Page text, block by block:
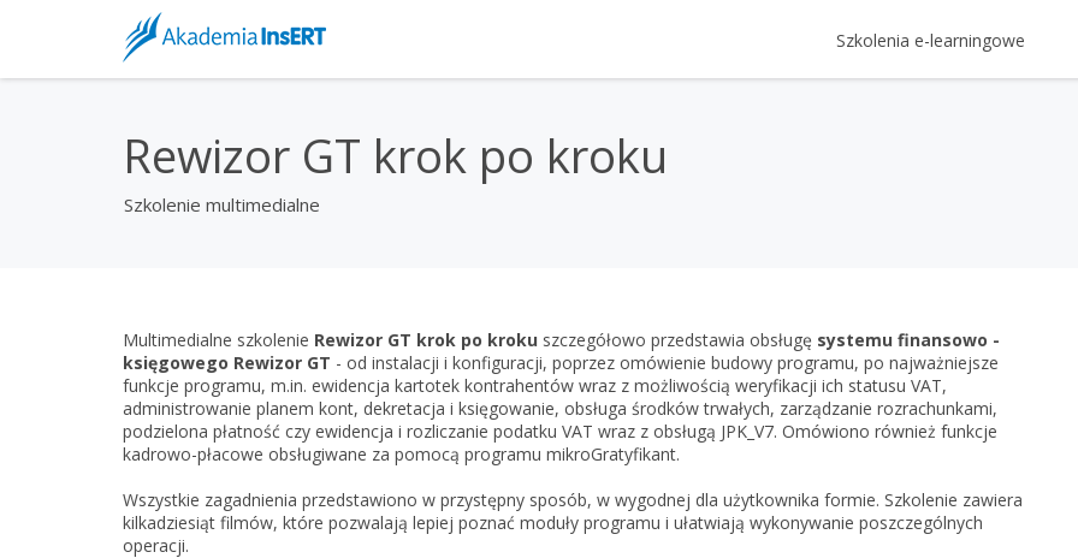
Szkolenia e-learningowe
Subiekt nexo PRO krok po
Gratyfikant nexo PRO krok po
Rachmistrz nexo PRO krok po
Rewizor nexo PRO krok po
KSeF w Subiekcie GT
RODO - vademecum
Gestor GT, czyli jak zwiększyć
Gestor nexo, czyli jak zwiększyć
Zapomniałem
Nie masz
Rewizor GT krok po kroku
Szkolenie multimedialne
Multimedialne szkolenie Rewizor GT krok po kroku szczegółowo przedstawia obsługę systemu finansowo -
księgowego Rewizor GT - od instalacji i konfiguracji, poprzez omówienie budowy programu, po najważniejsze
funkcje programu, m.in. ewidencja kartotek kontrahentów wraz z możliwością weryfikacji ich statusu VAT,
administrowanie planem kont, dekretacja i księgowanie, obsługa środków trwałych, zarządzanie rozrachunkami,
podzielona płatność czy ewidencja i rozliczanie podatku VAT wraz z obsługą JPK_V7. Omówiono również funkcje
kadrowo-płacowe obsługiwane za pomocą programu mikroGratyfikant.
Wszystkie zagadnienia przedstawiono w przystępny sposób, w wygodnej dla użytkownika formie. Szkolenie zawiera
kilkadziesiąt filmów, które pozwalają lepiej poznać moduły programu i ułatwiają wykonywanie poszczególnych
operacji.